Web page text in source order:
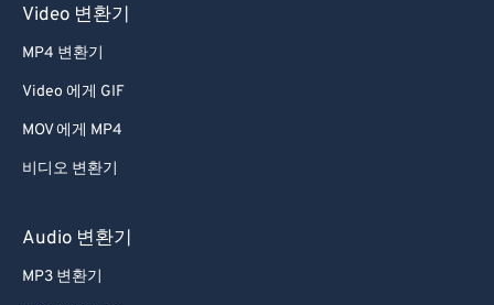
Video 변환기
MP4 변환기
Video 에게 GIF
MOV 에게 MP4
비디오 변환기
Audio 변환기
MP3 변환기